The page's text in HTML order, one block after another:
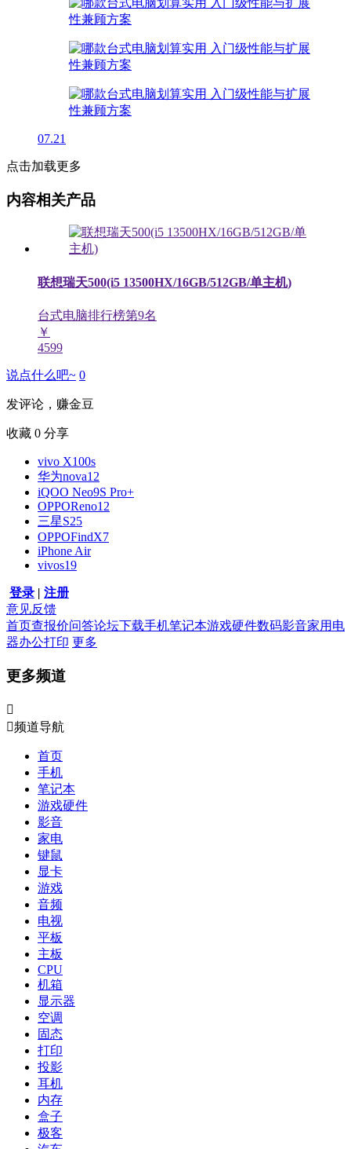
07.21
点击加载更多
内容相关产品
联想瑞天500(i5 13500HX/16GB/512GB/单主机)
台式电脑排行榜第9名
￥
4599
说点什么吧~ 0
发评论，赚金豆
收藏 0 分享
vivo X100s
华为nova12
iQOO Neo9S Pro+
OPPOReno12
三星S25
OPPOFindX7
iPhone Air
vivos19
登录 | 注册
意见反馈
首页查报价问答论坛下载手机笔记本游戏硬件数码影音家用电
器办公打印 更多
更多频道

频道导航
首页
手机
笔记本
游戏硬件
影音
家电
键鼠
显卡
游戏
音频
电视
平板
主板
CPU
机箱
显示器
空调
固态
打印
投影
耳机
内存
盒子
极客